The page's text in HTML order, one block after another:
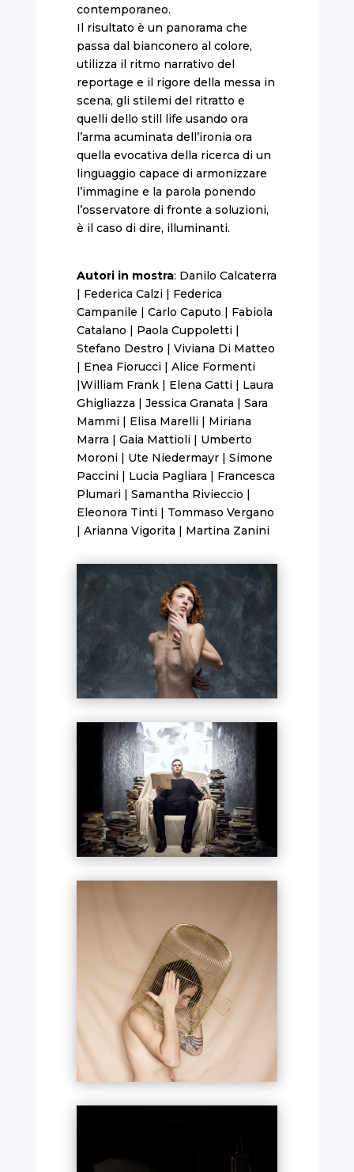
contemporaneo.
Il risultato è un panorama che
passa dal bianconero al colore,
utilizza il ritmo narrativo del
reportage e il rigore della messa in
scena, gli stilemi del ritratto e
quelli dello still life usando ora
l’arma acuminata dell’ironia ora
quella evocativa della ricerca di un
linguaggio capace di armonizzare
l’immagine e la parola ponendo
l’osservatore di fronte a soluzioni,
è il caso di dire, illuminanti.
Autori in mostra: Danilo Calcaterra
| Federica Calzi | Federica
Campanile | Carlo Caputo | Fabiola
Catalano | Paola Cuppoletti |
Stefano Destro | Viviana Di Matteo
| Enea Fiorucci | Alice Formenti
|William Frank | Elena Gatti | Laura
Ghigliazza | Jessica Granata | Sara
Mammi | Elisa Marelli | Miriana
Marra | Gaia Mattioli | Umberto
Moroni | Ute Niedermayr | Simone
Paccini | Lucia Pagliara | Francesca
Plumari | Samantha Rivieccio |
Eleonora Tinti | Tommaso Vergano
| Arianna Vigorita | Martina Zanini